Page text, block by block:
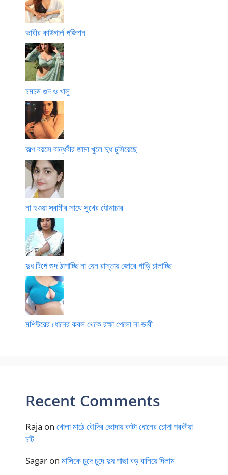
ভাবীর কাউগার্ল পজিশন
চমচম গুদ ও খালু
অল্প বয়সে বান্ধবীর জামা খুলে দুধ চুসিয়েছে
না হওয়া স্বামীর সাথে সুখের যৌনাচার
দুধ টিপে গুদ ঠাপাচ্ছি না যেন রাস্তায় জোরে গাড়ি চালাচ্ছি
মশিউরের ধোনের কবল থেকে রক্ষা পেলো না ভাবী
Recent Comments
Raja on খোলা মাঠে বৌদির ভোদায় কাটা ধোনের চোদা পরকীয়া
চটি
Sagar on মাসিকে চুদে চুদে দুধ পাছা বড় বানিয়ে দিলাম